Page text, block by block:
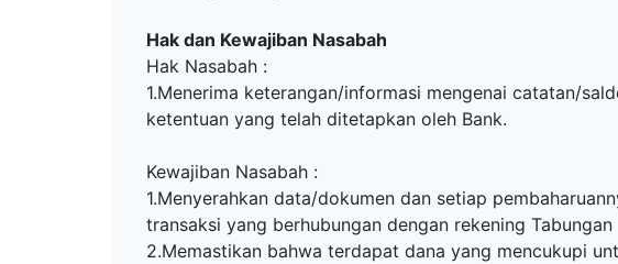
Hak dan Kewajiban Nasabah
Hak Nasabah :
1.Menerima keterangan/informasi mengenai catatan/
ketentuan yang telah ditetapkan oleh Bank.
Kewajiban Nasabah :
1.Menyerahkan data/dokumen dan setiap
transaksi yang berhubungan dengan rekening Tabungan
2.Memastikan bahwa terdapat dana yang mencukupi